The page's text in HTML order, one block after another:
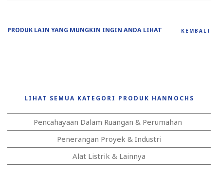
PRODUK LAIN YANG MUNGKIN INGIN ANDA LIHAT KEMBALI
LIHAT SEMUA KATEGORI PRODUK HANNOCHS
Pencahayaan Dalam Ruangan & Perumahan
Penerangan Proyek & Industri
Alat Listrik & Lainnya